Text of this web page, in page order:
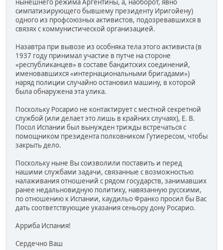
нынешнего режима Аргентины, а, наоборот, явно
симпатизирующего бывшему президенту Иригойену)
одного из профсоюзных активистов, подозревавшихся в
связях с коммунистической организацией.
Назавтра при вывозе из особняка тела этого активиста (в
1937 году принимал участие в путче на стороне
«республиканцев» в составе бандитских соединений,
именовавшихся «интернациональными бригадами»)
наряд полиции случайно остановил машину, в которой
была обнаружена эта улика.
Поскольку Росарио не контактирует с местной секретной
службой (или делает это лишь в крайних случаях), Е. В.
Посол Испании был вынужден трижды встречаться с
помощником президента полковником Гутиересом, чтобы
закрыть дело.
Поскольку ныне Вы соизволили поставить и перед
нашими службами задачи, связанные с возможностью
налаживания отношений с рядом государств, занимавших
ранее недальновидную политику, навязанную русскими,
по отношению к Испании, каудильо Франко просил бы Вас
дать соответствующие указания сеньору дону Росарио.
Арриба Испания!
Сердечно Ваш